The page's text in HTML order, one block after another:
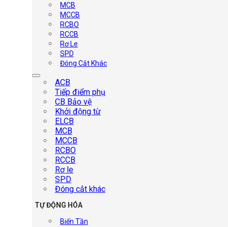
MCB
MCCB
RCBO
RCCB
Rơ Le
SPD
Đóng Cắt Khác
ACB
Tiếp điểm phụ
CB Bảo vệ
Khởi động từ
ELCB
MCB
MCCB
RCBO
RCCB
Rơ le
SPD
Đóng cắt khác
TỰ ĐỘNG HÓA
Biến Tần